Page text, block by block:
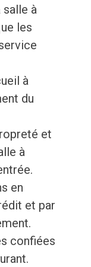
à
les
à
du
et
à
en
et par
confiées